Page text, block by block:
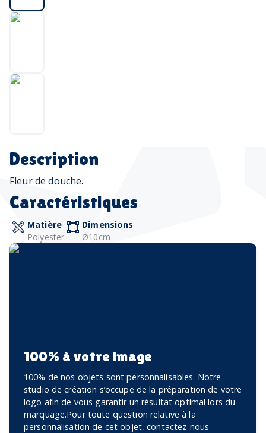
Description
Fleur de douche.
Caractéristiques
Matière
Polyester
Dimensions
Ø10cm
100% à votre image
100% de nos objets sont personnalisables. Notre
studio de création s’occupe de la préparation de votre
logo afin de vous garantir un résultat optimal lors du
marquage.Pour toute question relative à la
personnalisation de cet objet, contactez-nous